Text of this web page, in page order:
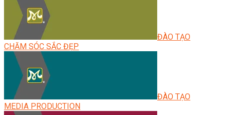
ĐÀO TẠO
CHĂM SÓC SẮC ĐẸP
ĐÀO TẠO
MEDIA PRODUCTION